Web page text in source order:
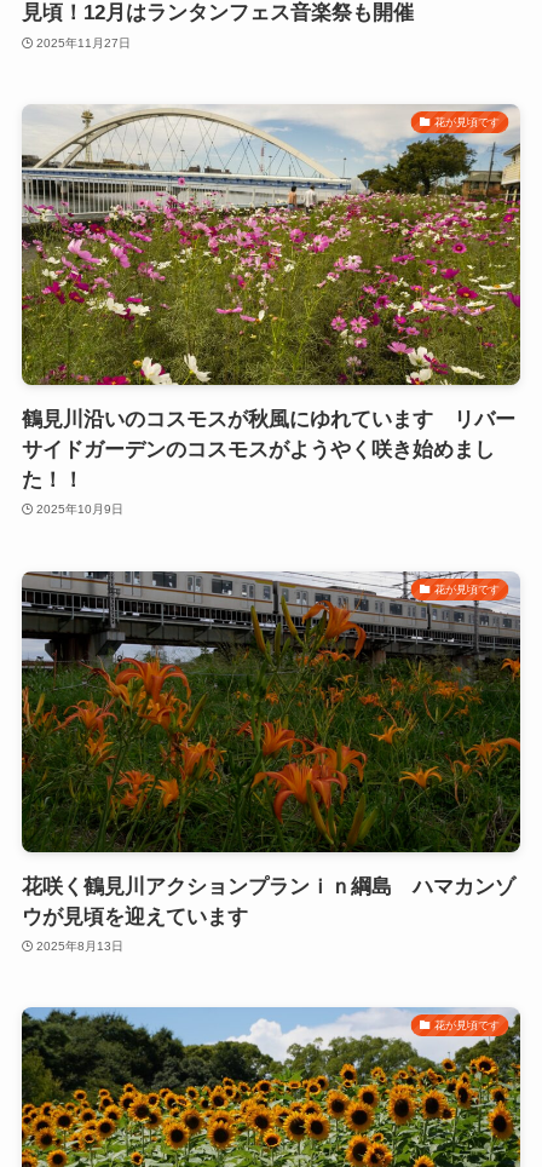
見頃！12月はランタンフェス音楽祭も開催
2025年11月27日
花が見頃です
鶴見川沿いのコスモスが秋風にゆれています リバー
サイドガーデンのコスモスがようやく咲き始めまし
た！！
2025年10月9日
花が見頃です
花咲く鶴見川アクションプランｉｎ綱島 ハマカンゾ
ウが見頃を迎えています
2025年8月13日
花が見頃です